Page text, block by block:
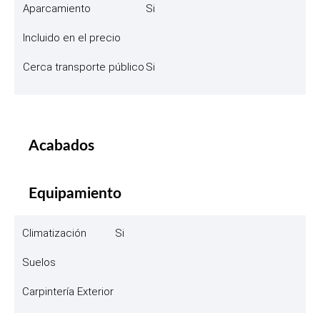
Aparcamiento Si
Incluido en el precio
Cerca transporte público Si
Acabados
Equipamiento
Climatización Si
Suelos
Carpintería Exterior